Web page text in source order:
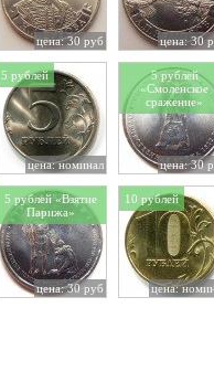
цена: 30 руб цена: 30
5 рублей
цена: номинал
5 рублей
«Смоленское
сражение»
цена: 30
5 рублей «Взятие
Парижа»
цена: 30 руб
10 рублей
цена: